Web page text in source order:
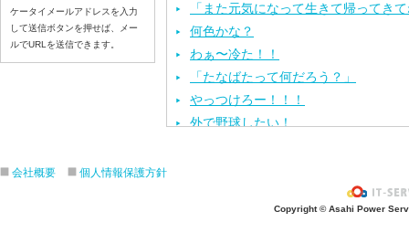
「また元気になって生きて帰ってき
何色かな？
わぁ〜冷た！！
「たなばたって何だろう？」
やっつけろー！！！
外で野球したい！
あの先生はだ〜れ？
ケータイメールアドレスを入力
して送信ボタンを押せば、メー
ルでURLを送信できます。
会社概要 個人情報保護方針
Copyright © Asahi Power